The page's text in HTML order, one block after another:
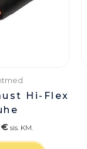
Hi-Flex
€ sis. KM.